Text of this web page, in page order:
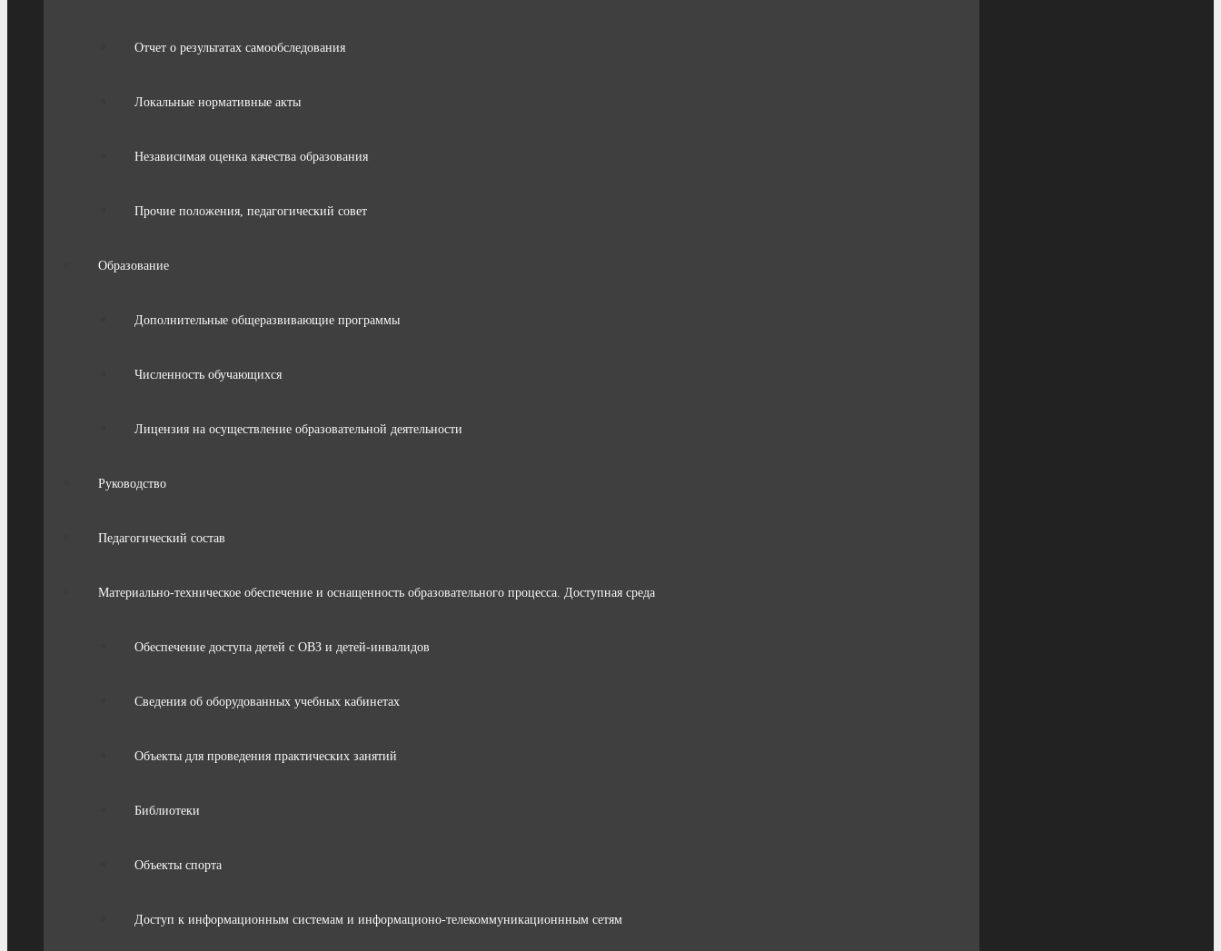
Отчет о результатах самообследования
Локальные нормативные акты
Независимая оценка качества образования
Прочие положения, педагогический совет
Образование
Дополнительные общеразвивающие программы
Численность обучающихся
Лицензия на осуществление образовательной деятельности
Руководство
Педагогический состав
Материально-техническое обеспечение и оснащенность образовательного процесса. Доступная среда
Обеспечение доступа детей с ОВЗ и детей-инвалидов
Сведения об оборудованных учебных кабинетах
Объекты для проведения практических занятий
Библиотеки
Объекты спорта
Доступ к информационным системам и информационо-телекоммуникационнным сетям